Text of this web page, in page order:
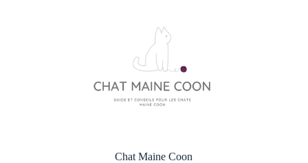
Chat Maine Coon